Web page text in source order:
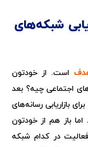
شبکه‌های
است. از خودتون
اجتماعی چیه؟ بعد
بازاریابی رسانه‌های
باز هم از خودتون
در کدام شبکه